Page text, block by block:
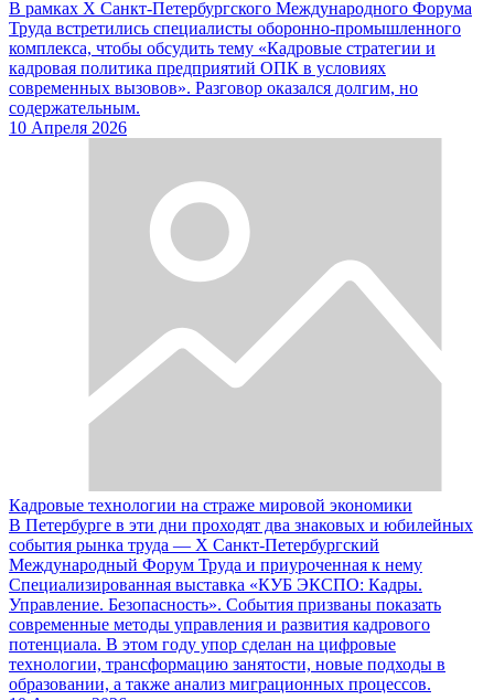
В рамках X Санкт-Петербургского Международного Форума
Труда встретились специалисты оборонно-промышленного
комплекса, чтобы обсудить тему «Кадровые стратегии и
кадровая политика предприятий ОПК в условиях
современных вызовов». Разговор оказался долгим, но
содержательным.
10 Апреля 2026
Кадровые технологии на страже мировой экономики
В Петербурге в эти дни проходят два знаковых и юбилейных
события рынка труда — Х Санкт-Петербургский
Международный Форум Труда и приуроченная к нему
Специализированная выставка «КУБ ЭКСПО: Кадры.
Управление. Безопасность». События призваны показать
современные методы управления и развития кадрового
потенциала. В этом году упор сделан на цифровые
технологии, трансформацию занятости, новые подходы в
образовании, а также анализ миграционных процессов.